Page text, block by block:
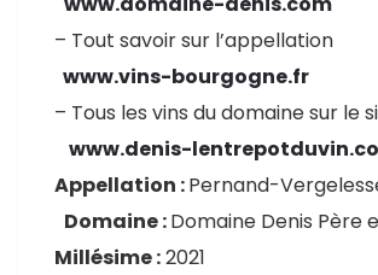
– Tout savoir sur
www.vins-bourgogne.fr
– Tous les vins du domaine sur le
www.denis-
Appellation :Pernand-
Domaine :Domaine Denis Père
Millésime :